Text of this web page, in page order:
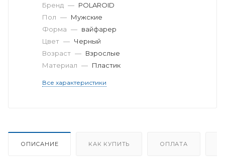
Бренд — POLAROID
Пол — Мужские
Форма — вайфарер
Цвет — Черный
Возраст — Взрослые
Материал — Пластик
Все характеристики
ОПИСАНИЕ КАК КУПИТЬ ОПЛАТА